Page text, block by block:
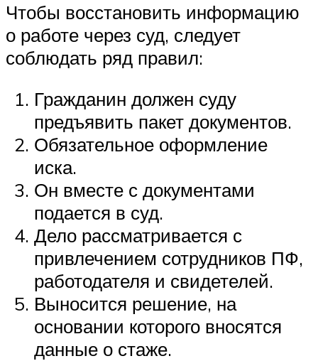
Чтобы восстановить информацию
о работе через суд, следует
соблюдать ряд правил:
Гражданин должен суду
предъявить пакет документов.
Обязательное оформление
иска.
Он вместе с документами
подается в суд.
Дело рассматривается с
привлечением сотрудников ПФ,
работодателя и свидетелей.
Выносится решение, на
основании которого вносятся
данные о стаже.